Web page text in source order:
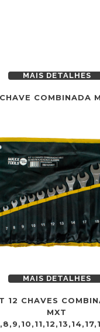
MAIS DETALHES
CHAVE COMBINADA
MAIS DETALHES
12 CHAVES
MXT